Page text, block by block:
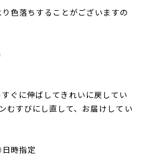
色落ちすることがございますの
ぐに伸ばしてきれいに戻してい
むすびにし直して、お届けしてい
時指定